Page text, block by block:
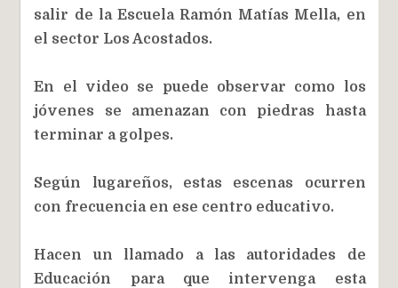
salir de la Escuela Ramón Matías Mella, en
el sector Los Acostados.
En el video se puede observar como los
jóvenes se amenazan con piedras hasta
terminar a golpes.
Según lugareños, estas escenas ocurren
con frecuencia en ese centro educativo.
Hacen un llamado a las autoridades de
Educación para que intervenga esta